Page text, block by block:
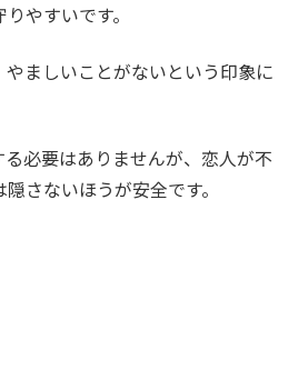
やすいです。
ましいことがないという印象に
必要はありませんが、恋人が不
さないほうが安全です。